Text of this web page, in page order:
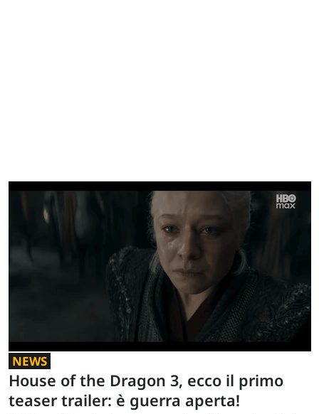
NEWS
House of the Dragon 3, ecco il primo
teaser trailer: è guerra aperta!